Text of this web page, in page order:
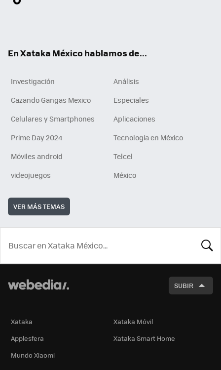
En Xataka México hablamos de...
Investigación
Análisis
Cazando Gangas Mexico
Especiales
Celulares y Smartphones
Aplicaciones
Prime Day 2024
Tecnología en México
Móviles android
Telcel
videojuegos
México
VER MÁS TEMAS
SUBIR
Xataka
Xataka Móvil
Applesfera
Xataka Smart Home
Mundo Xiaomi